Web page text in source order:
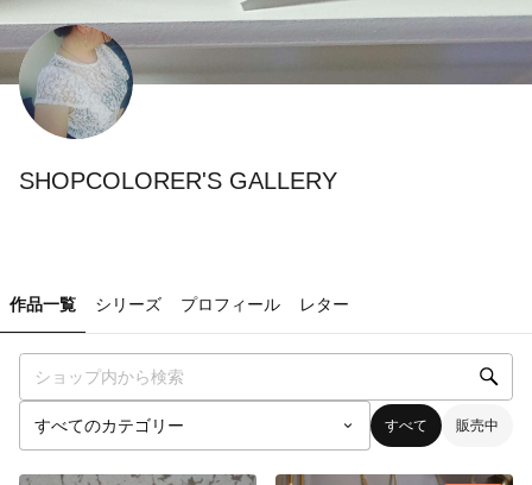
SHOPCOLORER'S GALLERY
作品一覧 シリーズ プロフィール レター
すべて 販売中